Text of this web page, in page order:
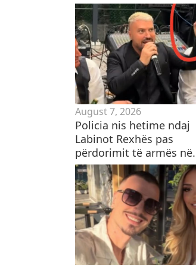
August 7, 2026
Policia nis hetime ndaj
Labinot Rexhës pas
përdorimit të armës